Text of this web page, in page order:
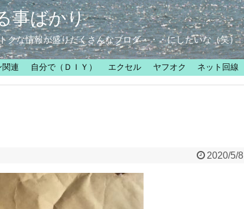
事ばかり
クな情報が盛りだくさんなブログ・・・にしたいな（笑）
関連 自分で（ＤＩＹ） エクセル ヤフオク ネット回線
2020/5/8